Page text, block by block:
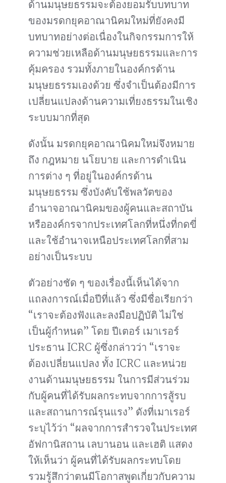
ด้านมนุษยธรรมจะต้องยอมรับบทบาท
ของมรดกยุคอาณานิคมใหม่ที่ยังคงมี
บทบาทอย่างต่อเนื่องในกิจกรรมการให้
ความช่วยเหลือด้านมนุษยธรรมและการ
คุ้มครอง รวมทั้งภายในองค์กรด้าน
มนุษยธรรมเองด้วย ซึ่งจำเป็นต้องมีการ
เปลี่ยนแปลงด้านความเที่ยงธรรมในเชิง
ระบบมากที่สุด
ดังนั้น มรดกยุคอาณานิคมใหม่จึงหมาย
ถึง กฎหมาย นโยบาย และการดำเนิน
การต่าง ๆ ที่อยู่ในองค์กรด้าน
มนุษยธรรม ซึ่งบังคับใช้พลวัตของ
อำนาจอาณานิคมของผู้คนและสถาบัน
หรือองค์กรจากประเทศโลกที่หนึ่งที่กดขี่
และใช้อำนาจเหนือประเทศโลกที่สาม
อย่างเป็นระบบ
ตัวอย่างชัด ๆ ของเรื่องนี้เห็นได้จาก
แถลงการณ์เมื่อปีที่แล้ว ซึ่งมีชื่อเรียกว่า
“เราจะต้องฟังและลงมือปฏิบัติ ไม่ใช่
เป็นผู้กำหนด” โดย ปีเตอร์ เมาเรอร์
ประธาน ICRC ผู้ซึ่งกล่าวว่า “เราจะ
ต้องเปลี่ยนแปลง ทั้ง ICRC และหน่วย
งานด้านมนุษยธรรม ในการมีส่วนร่วม
กับผู้คนที่ได้รับผลกระทบจากการสู้รบ
และสถานการณ์รุนแรง” ดังที่เมาเรอร์
ระบุไว้ว่า “ผลจากการสำรวจในประเทศ
อัฟกานิสถาน เลบานอน และเฮติ แสดง
ให้เห็นว่า ผู้คนที่ได้รับผลกระทบโดย
รวมรู้สึกว่าตนมีโอกาสพูดเกี่ยวกับความ